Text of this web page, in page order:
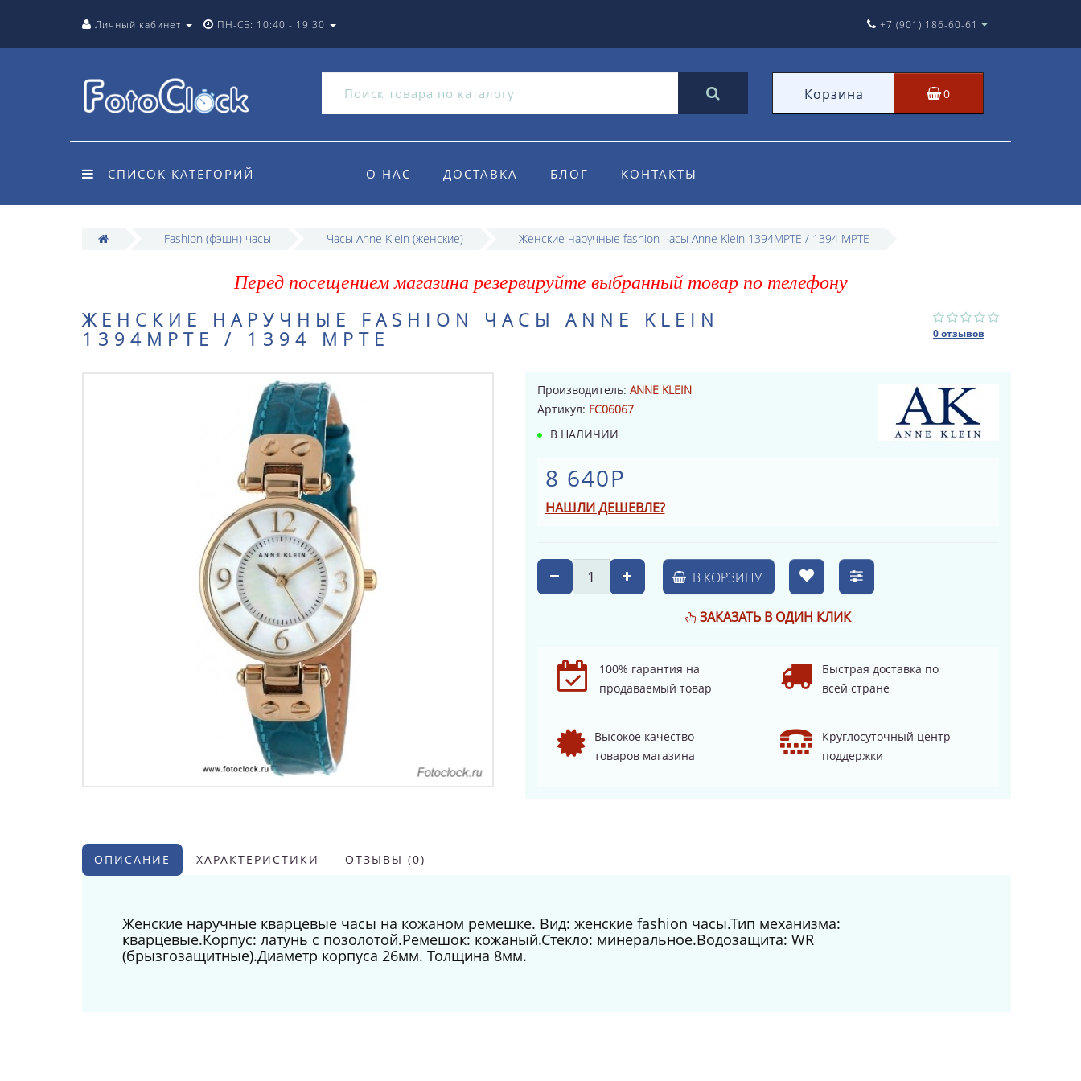
Личный кабинет ПН-СБ: 10:40 - 19:30 +7 (901) 186-60-61
Корзина 0
СПИСОК КАТЕГОРИЙ О НАС ДОСТАВКА БЛОГ КОНТАКТЫ
Fashion (фэшн) часы Часы Anne Klein (женские) Женские наручные fashion часы Anne Klein 1394MPTE / 1394 MPTE
Перед посещением магазина резервируйте выбранный товар по телефону
ЖЕНСКИЕ НАРУЧНЫЕ FASHION ЧАСЫ ANNE KLEIN
1394MPTE / 1394 MPTE
0 отзывов
Производитель: ANNE KLEIN
Артикул: FC06067
В НАЛИЧИИ
8 640Р
НАШЛИ ДЕШЕВЛЕ?
В КОРЗИНУ
ЗАКАЗАТЬ В ОДИН КЛИК
100% гарантия на
продаваемый товар
Быстрая доставка по
всей стране
Высокое качество
товаров магазина
Круглосуточный центр
поддержки
ОПИСАНИЕ ХАРАКТЕРИСТИКИ ОТЗЫВЫ (0)
Женские наручные кварцевые часы на кожаном ремешке. Вид: женские fashion часы.Тип механизма:
кварцевые.Корпус: латунь с позолотой.Ремешок: кожаный.Стекло: минеральное.Водозащита: WR
(брызгозащитные).Диаметр корпуса 26мм. Толщина 8мм.